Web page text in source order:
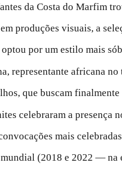
da Costa do Marfim
produções visuais, a
por um estilo mais
representante africana
que buscam finalmente
celebraram a presença
mais
(2018 e 2022 — na